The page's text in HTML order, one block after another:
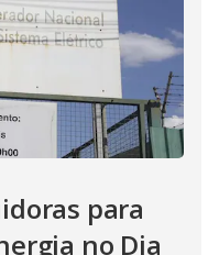
para
no Dia